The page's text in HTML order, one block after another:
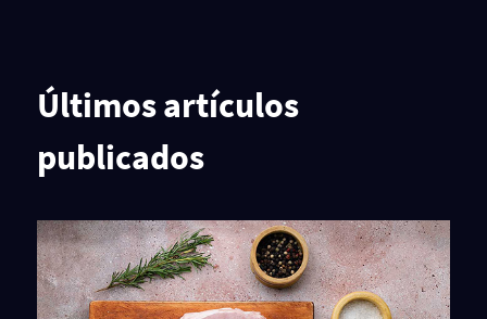
Últimos artículos
publicados